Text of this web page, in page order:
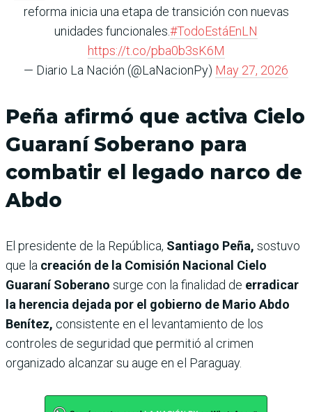
reforma inicia una etapa de transición con nuevas
unidades funcionales.#TodoEstáEnLN
https://t.co/pba0b3sK6M
— Diario La Nación (@LaNacionPy) May 27, 2026
Peña afirmó que activa Cielo
Guaraní Soberano para
combatir el legado narco de
Abdo
El presidente de la República, Santiago Peña, sostuvo
que la creación de la Comisión Nacional Cielo
Guaraní Soberano surge con la finalidad de erradicar
la herencia dejada por el gobierno de Mario Abdo
Benítez, consistente en el levantamiento de los
controles de seguridad que permitió al crimen
organizado alcanzar su auge en el Paraguay.